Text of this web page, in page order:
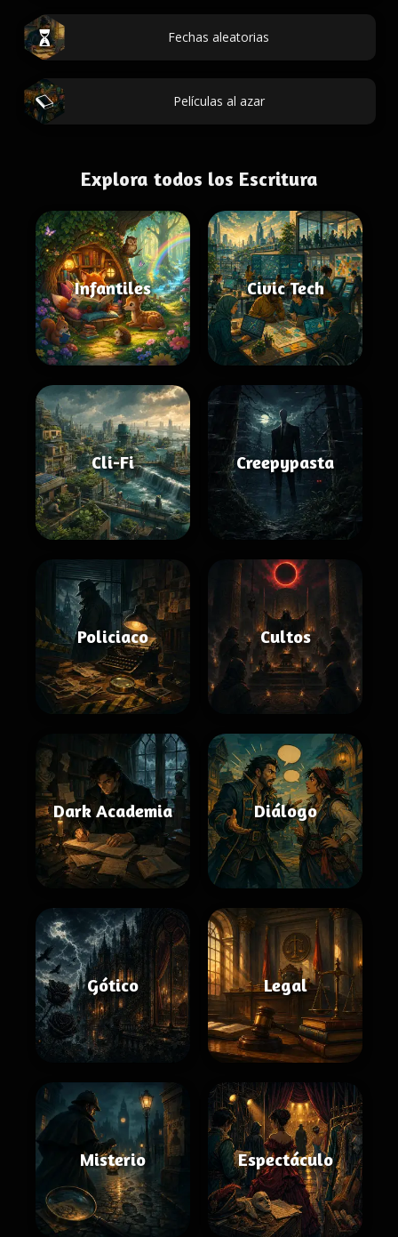
Fechas aleatorias
Películas al azar
Explora todos los Escritura
Infantiles Civic Tech
Cli-Fi Creepypasta
Policiaco Cultos
Dark Academia Diálogo
Gótico Legal
Misterio Espectáculo